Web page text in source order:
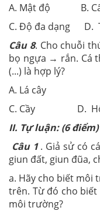
A. Mật độ
C. Độ đa dạng D.
Câu 8. Cho chuỗi
bọ ngựa → rắn. Cá
(...) là hợp lý?
A. Lá
C. Cầy D.
II. Tự luận: (6 điểm)
Câu 1. Giả sử có
giun đất, giun đũa,
a. Hãy cho biết môi
trên. Từ đó cho biết
môi trường?